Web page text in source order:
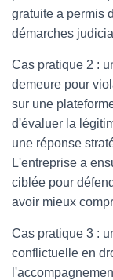
gratuite a permis
démarches
Cas pratique 2 :
demeure pour
sur une
d'évaluer la
une réponse
L'entreprise a
ciblée pour
avoir mieux
Cas pratique 3 :
conflictuelle en